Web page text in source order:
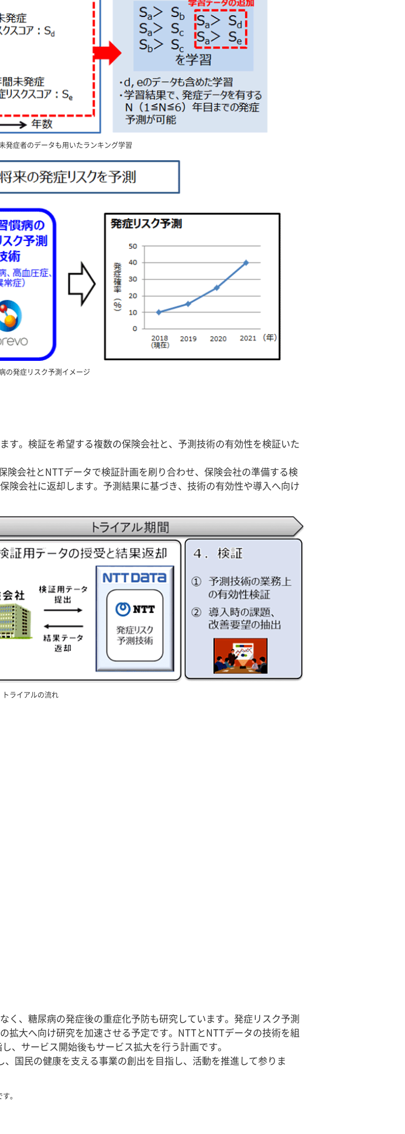
症者のデータも用いたランキング学習
の発症リスク予測イメージ
。検証を希望する複数の保険会社と、予測技術の有効性を検証いた
会社とNTTデータで検証計画を刷り合わせ、保険会社の準備する検
会社に返却します。予測結果に基づき、技術の有効性や導入へ向け
ライアルの流れ
、糖尿病の発症後の重症化予防も研究しています。発症リスク予測
拡大へ向け研究を加速させる予定です。NTTとNTTデータの技術を組
、サービス開始後もサービス拡大を行う計画です。
国民の健康を支える事業の創出を目指し、活動を推進して参りま
。